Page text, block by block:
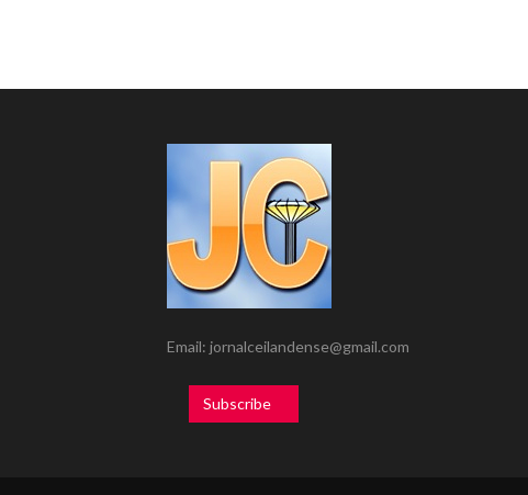
Email: jornalceilandense@gmail.com
Subscribe